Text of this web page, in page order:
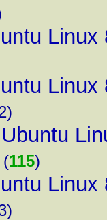
Linux
Linux
(115)
Linux